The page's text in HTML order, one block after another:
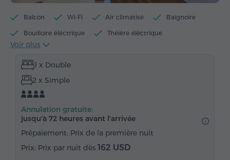
Balcon Wi-Fi Air climatisé Baignoire
Bouilloire éléctrique Théière éléctrique
Articles de toilette gratuits
Chaussons
Armoire
Parquet
Thé/Café Fer à repasser avec planche (sur demande)
Voir plus
1 x Double
2 x Simple
Annulation gratuite:
jusqu'à 72 heures avant l'arrivée
Prépaiement: Prix de la première nuit
Prix par nuit dès 162 USD